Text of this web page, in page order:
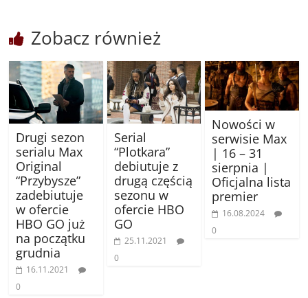
Zobacz również
Drugi sezon
serialu Max
Original
“Przybysze”
zadebiutuje
w ofercie
HBO GO już
na początku
grudnia
16.11.2021
0
Serial
“Plotkara”
debiutuje z
drugą częścią
sezonu w
ofercie HBO
GO
25.11.2021
0
Nowości w
serwisie Max
| 16 – 31
sierpnia |
Oficjalna lista
premier
16.08.2024
0